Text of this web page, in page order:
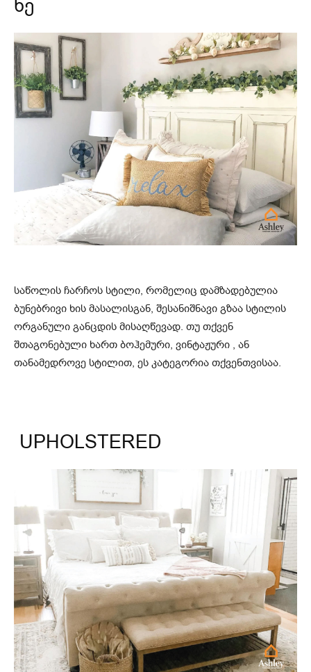
ხე
საწოლის ჩარჩოს სტილი, რომელიც დამზადებულია
ბუნებრივი ხის მასალისგან, შესანიშნავი გზაა სტილის
ორგანული განცდის მისაღწევად. თუ თქვენ
შთაგონებული ხართ ბოჰემური, ვინტაჟური , ან
თანამედროვე სტილით, ეს კატეგორია თქვენთვისაა.
UPHOLSTERED